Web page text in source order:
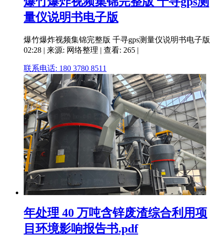
量仪说明书电子版
爆竹爆炸视频集锦完整版 千寻gps测量仪说明书电子版
02:28 | 来源: 网络整理 | 查看: 265 |
联系电话: 180 3780 8511
年处理 40 万吨含锌废渣综合利用项
目环境影响报告书.pdf